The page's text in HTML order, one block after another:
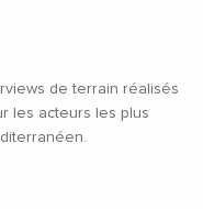
de terrain réalisés
les acteurs les plus